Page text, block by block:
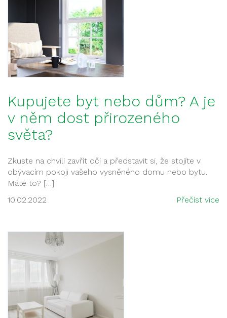
Kupujete byt nebo dům? A je
v něm dost přirozeného
světa?
Zkuste na chvíli zavřít oči a představit si, že stojíte v
obývacím pokoji vašeho vysněného domu nebo bytu.
Máte to? […]
10.02.2022
Přečíst více